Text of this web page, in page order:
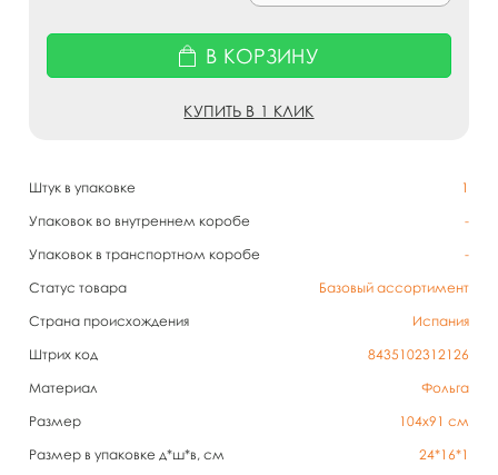
Штук в упаковке
1
Упаковок во внутреннем коробе
-
Упаковок в транспортном коробе
-
Статус товара
Базовый ассортимент
Страна происхождения
Испания
Штрих код
8435102312126
Материал
Фольга
Размер
104х91 см
Размер в упаковке д*ш*в, см
24*16*1
В КОРЗИНУ
КУПИТЬ В 1 КЛИК